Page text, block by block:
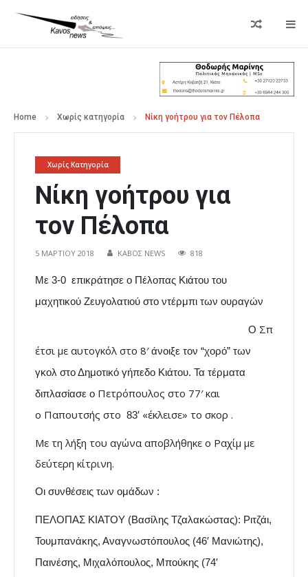
Home Χωρίς κατηγορία Νίκη γοήτρου για τον Πέλοπα
Χωρίς Κατηγορία
Νίκη γοήτρου για
τον Πέλοπα
5 ΜΑΡΤΊΟΥ 2018 ΚΑΒΟΣ NEWS 818
Με 3-0 επικράτησε ο Πέλοπας Κιάτου του
μαχητικού Ζευγολατιού στο ντέρμπι των ουραγών
Ο Σπ
έτσι με αυτογκόλ στο 8′άνοιξε τον “χορό” των
γκολ στο Δημοτικό γήπεδο Κιάτου. Τα τέρματα
διπλασίασε ο Πετρόπουλος στο 77′ και
ο Παπουτσής στο 83′ «έκλεισε» το σκορ .
Με τη λήξη του αγώνα αποβλήθηκε ο Ραχίμ με
δεύτερη κίτρινη.
Οι συνθέσεις των ομάδων :
ΠΕΛΟΠΑΣ ΚΙΑΤΟΥ (Βασίλης Τζαλακώστας): Ριτζάι,
Τουμπανάκης, Αναγνωστόπουλος (46′ Μανιώτης),
Παινέσης, Μιχαλόπουλος, Μπούκης (74′